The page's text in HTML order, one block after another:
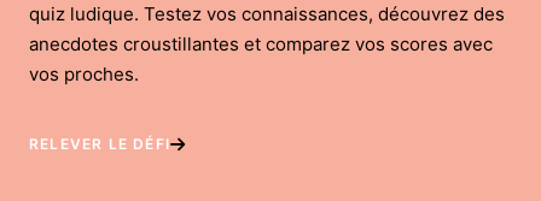
quiz ludique. Testez vos connaissances, découvrez des
anecdotes croustillantes et comparez vos scores avec
vos proches.
RELEVER LE DÉFI